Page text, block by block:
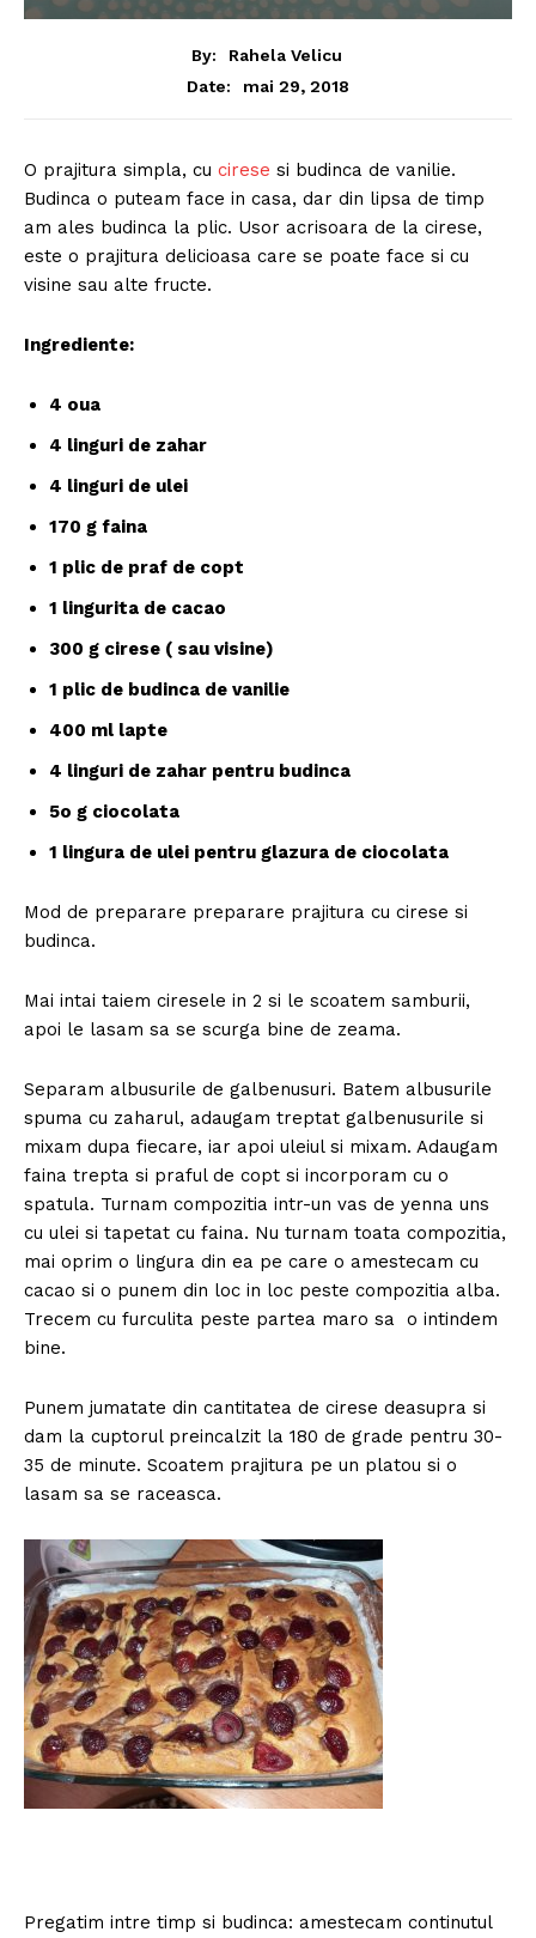
By:
Rahela Velicu
Date:
mai 29, 2018
O prajitura simpla, cu cirese si budinca de vanilie.
Budinca o puteam face in casa, dar din lipsa de timp
am ales budinca la plic. Usor acrisoara de la cirese,
este o prajitura delicioasa care se poate face si cu
visine sau alte fructe.
Ingrediente:
4 oua
4 linguri de zahar
4 linguri de ulei
170 g faina
1 plic de praf de copt
1 lingurita de cacao
300 g cirese ( sau visine)
1 plic de budinca de vanilie
400 ml lapte
4 linguri de zahar pentru budinca
5o g ciocolata
1 lingura de ulei pentru glazura de ciocolata
Mod de preparare preparare prajitura cu cirese si
budinca.
Mai intai taiem ciresele in 2 si le scoatem samburii,
apoi le lasam sa se scurga bine de zeama.
Separam albusurile de galbenusuri. Batem albusurile
spuma cu zaharul, adaugam treptat galbenusurile si
mixam dupa fiecare, iar apoi uleiul si mixam. Adaugam
faina trepta si praful de copt si incorporam cu o
spatula. Turnam compozitia intr-un vas de yenna uns
cu ulei si tapetat cu faina. Nu turnam toata compozitia,
mai oprim o lingura din ea pe care o amestecam cu
cacao si o punem din loc in loc peste compozitia alba.
Trecem cu furculita peste partea maro sa o intindem
bine.
Punem jumatate din cantitatea de cirese deasupra si
dam la cuptorul preincalzit la 180 de grade pentru 30-
35 de minute. Scoatem prajitura pe un platou si o
lasam sa se raceasca.
Pregatim intre timp si budinca: amestecam continutul